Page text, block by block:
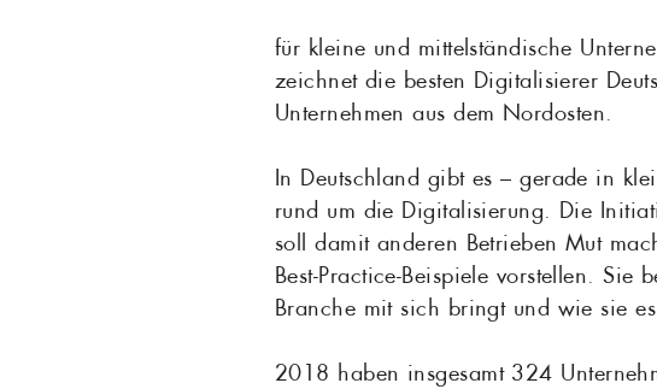
für kleine und mittelständische
zeichnet die besten Digitalisierer
Unternehmen aus dem Nordosten.
In Deutschland gibt es – gerade in
rund um die Digitalisierung. Die
soll damit anderen Betrieben Mut
Best-Practice-Beispiele vorstellen.
Branche mit sich bringt und wie sie
2018 haben insgesamt 324